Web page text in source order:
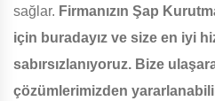
sağlar. Firmanızın Şap
için buradayız ve size en iyi
sabırsızlanıyoruz. Bize
çözümlerimizden